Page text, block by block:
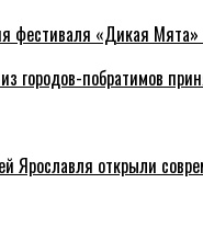
фестиваля «Дикая
городов-побратимов
Ярославля открыли